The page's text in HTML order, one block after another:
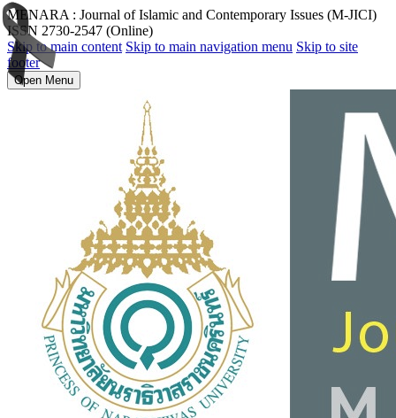
MENARA : Journal of Islamic and Contemporary Issues (M-JICI)
ISSN 2730-2547 (Online)
Skip to main content Skip to main navigation menu Skip to site
footer
Open Menu